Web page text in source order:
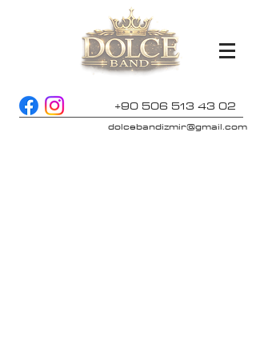
dolcebandizmir@gmail.com
+90 506 513 43 02